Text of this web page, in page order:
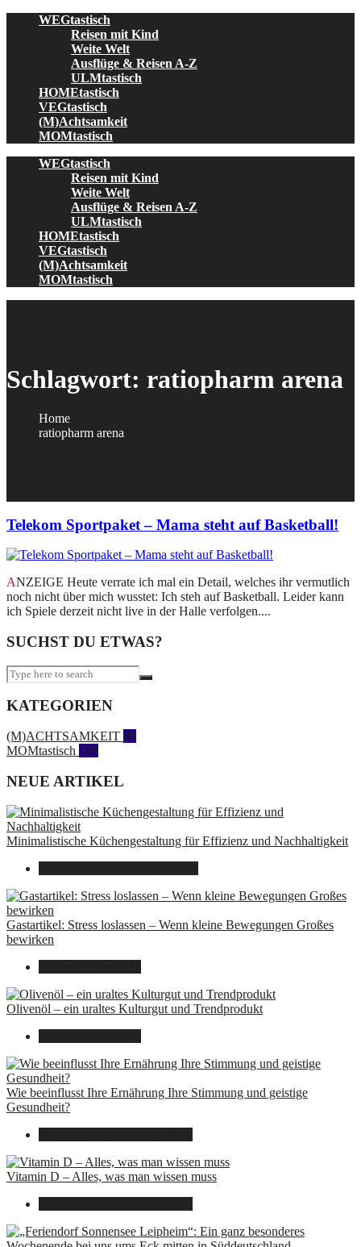
WEGtastisch
Reisen mit Kind
Weite Welt
Ausflüge & Reisen A-Z
ULMtastisch
HOMEtastisch
VEGtastisch
(M)Achtsamkeit
MOMtastisch
WEGtastisch
Reisen mit Kind
Weite Welt
Ausflüge & Reisen A-Z
ULMtastisch
HOMEtastisch
VEGtastisch
(M)Achtsamkeit
MOMtastisch
Schlagwort: ratiopharm arena
Home
ratiopharm arena
Telekom Sportpaket – Mama steht auf Basketball!
ANZEIGE Heute verrate ich mal ein Detail, welches ihr vermutlich
noch nicht über mich wusstet: Ich steh auf Basketball. Leider kann
ich Spiele derzeit nicht live in der Halle verfolgen....
SUCHST DU ETWAS?
KATEGORIEN
(M)ACHTSAMKEIT 28
MOMtastisch 328
NEUE ARTIKEL
Minimalistische Küchengestaltung für Effizienz und Nachhaltigkeit
Gastartikel: Stress loslassen – Wenn kleine Bewegungen Großes
bewirken
Olivenöl – ein uraltes Kulturgut und Trendprodukt
Wie beeinflusst Ihre Ernährung Ihre Stimmung und geistige
Gesundheit?
Vitamin D – Alles, was man wissen muss